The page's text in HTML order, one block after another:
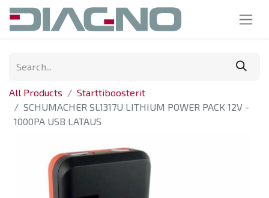
All Products
Starttiboosterit
SCHUMACHER SL1317U LITHIUM POWER PACK 12V -
1000PA USB LATAUS